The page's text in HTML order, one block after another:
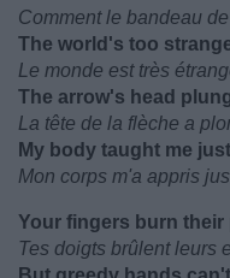
Comment le bandeau
The world's too
Le monde est très
The arrow's head
La tête de la flèche a
My body taught me
Mon corps m'a appris
Your fingers burn
Tes doigts brûlent leurs